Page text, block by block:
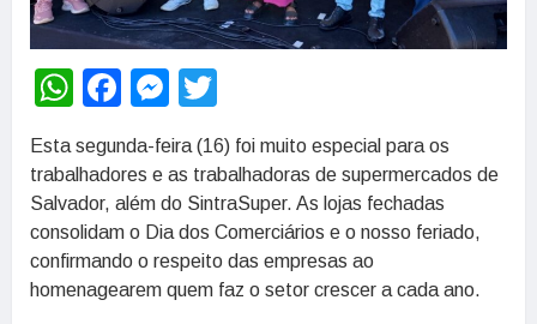
WhatsApp
Facebook
Messenger
Esta segunda-feira (16) foi muito especial para os
trabalhadores e as trabalhadoras de supermercados de
Salvador, além do SintraSuper. As lojas fechadas
consolidam o Dia dos Comerciários e o nosso feriado,
confirmando o respeito das empresas ao
homenagearem quem faz o setor crescer a cada ano.